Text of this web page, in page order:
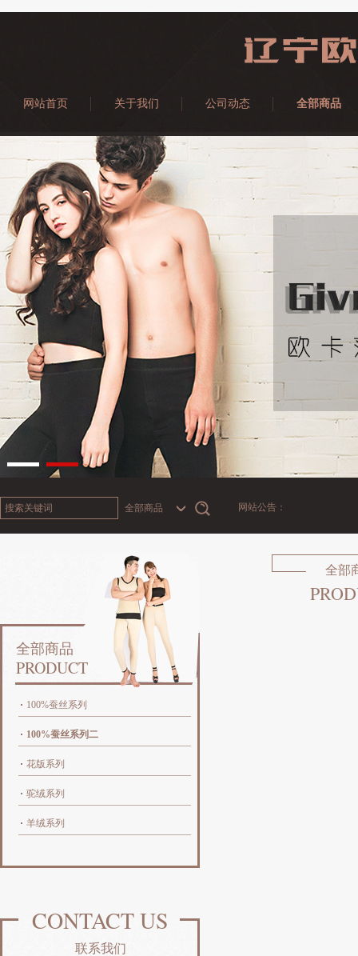
网站首页 关于我们 公司动态 全部商品
全部商品 网站公告：
全部商品
PRODUCT
100%蚕丝系列
100%蚕丝系列二
花版系列
驼绒系列
羊绒系列
CONTACT US
联系我们
全部